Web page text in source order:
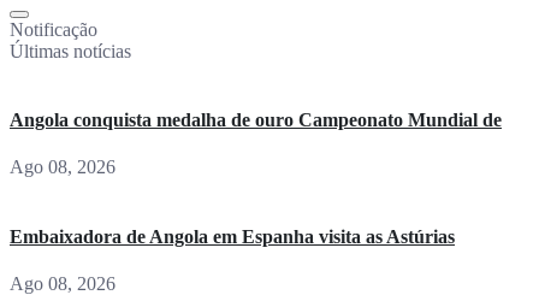
Notificação
Últimas notícias
Angola conquista medalha de ouro Campeonato Mundial de
Ago 08, 2026
Embaixadora de Angola em Espanha visita as Astúrias
Ago 08, 2026